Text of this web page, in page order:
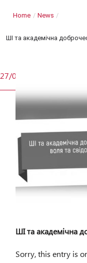
Home / News /
ШІ та академічна
27/05
ШІ та академічна
Sorry, this entry is